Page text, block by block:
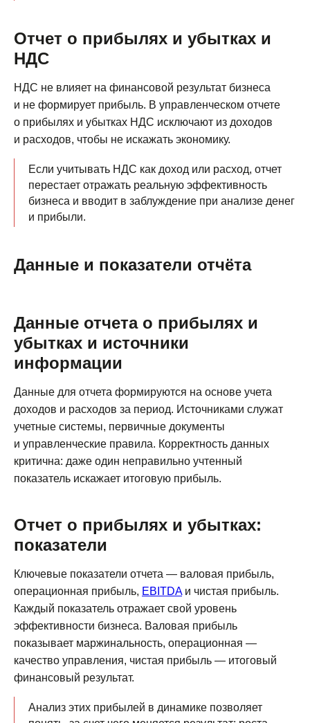
Отчет о прибылях и убытках и
НДС
НДС не влияет на финансовой результат бизнеса
и не формирует прибыль. В управленческом отчете
о прибылях и убытках НДС исключают из доходов
и расходов, чтобы не искажать экономику.
Если учитывать НДС как доход или расход, отчет
перестает отражать реальную эффективность
бизнеса и вводит в заблуждение при анализе денег
и прибыли.
Данные и показатели отчёта
Данные отчета о прибылях и
убытках и источники
информации
Данные для отчета формируются на основе учета
доходов и расходов за период. Источниками служат
учетные системы, первичные документы
и управленческие правила. Корректность данных
критична: даже один неправильно учтенный
показатель искажает итоговую прибыль.
Отчет о прибылях и убытках:
показатели
Ключевые показатели отчета — валовая прибыль,
операционная прибыль, EBITDAи чистая прибыль.
Каждый показатель отражает свой уровень
эффективности бизнеса. Валовая прибыль
показывает маржинальность, операционная —
качество управления, чистая прибыль — итоговый
финансовый результат.
Анализ этих прибылей в динамике позволяет